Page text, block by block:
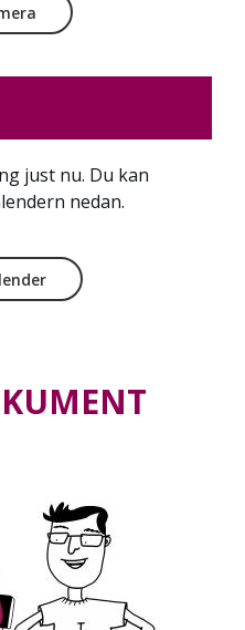
just nu. Du kan
nedan.